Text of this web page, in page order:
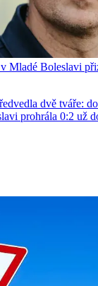
Mladé Boleslavi
dvě tváře:
prohrála 0:2 už